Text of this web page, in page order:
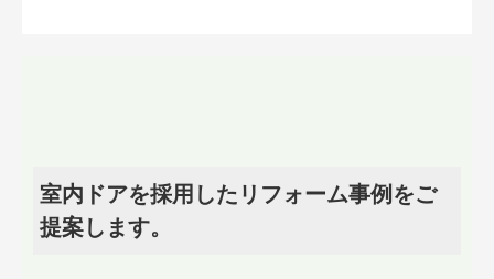
室内ドアを採用したリフォーム事例をご
提案します。